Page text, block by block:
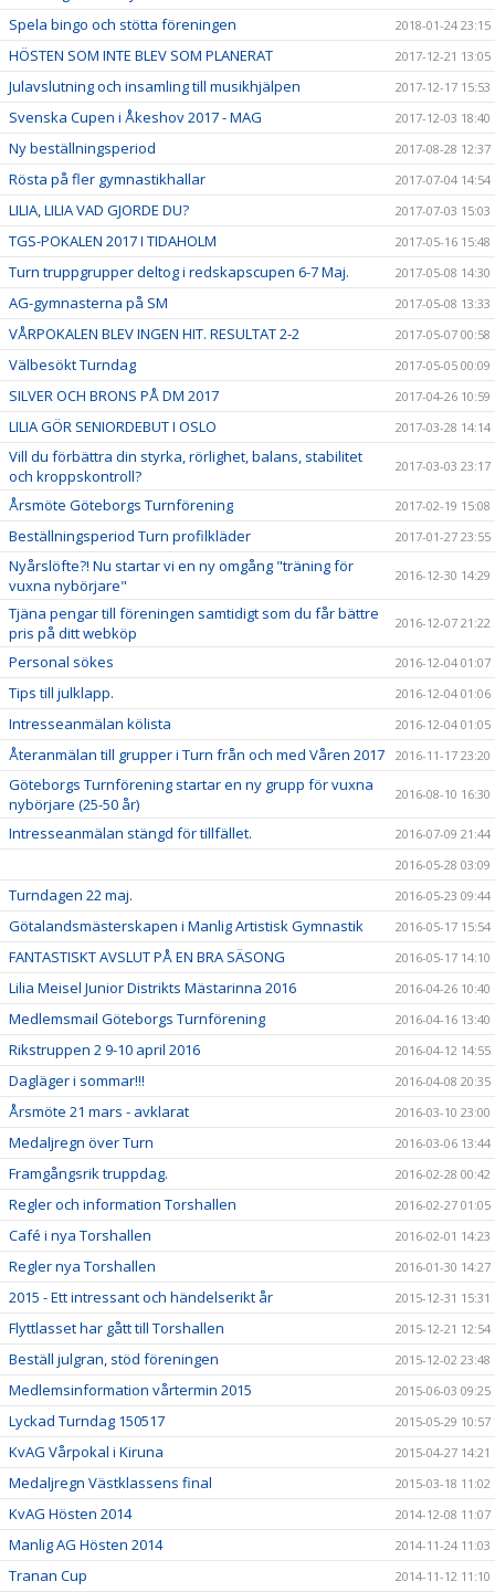
Spela bingo och stötta föreningen 2018-01-24 23:15
HÖSTEN SOM INTE BLEV SOM PLANERAT 2017-12-21 13:05
Julavslutning och insamling till musikhjälpen 2017-12-17 15:53
Svenska Cupen i Åkeshov 2017 - MAG 2017-12-03 18:40
Ny beställningsperiod 2017-08-28 12:37
Rösta på fler gymnastikhallar 2017-07-04 14:54
LILIA, LILIA VAD GJORDE DU? 2017-07-03 15:03
TGS-POKALEN 2017 I TIDAHOLM 2017-05-16 15:48
Turn truppgrupper deltog i redskapscupen 6-7 Maj. 2017-05-08 14:30
AG-gymnasterna på SM 2017-05-08 13:33
VÅRPOKALEN BLEV INGEN HIT. RESULTAT 2-2 2017-05-07 00:58
Välbesökt Turndag 2017-05-05 00:09
SILVER OCH BRONS PÅ DM 2017 2017-04-26 10:59
LILIA GÖR SENIORDEBUT I OSLO 2017-03-28 14:14
Vill du förbättra din styrka, rörlighet, balans, stabilitet
och kroppskontroll?
2017-03-03 23:17
Årsmöte Göteborgs Turnförening 2017-02-19 15:08
Beställningsperiod Turn profilkläder 2017-01-27 23:55
Nyårslöfte?! Nu startar vi en ny omgång "träning för
vuxna nybörjare"
2016-12-30 14:29
Tjäna pengar till föreningen samtidigt som du får bättre
pris på ditt webköp
2016-12-07 21:22
Personal sökes 2016-12-04 01:07
Tips till julklapp. 2016-12-04 01:06
Intresseanmälan kölista 2016-12-04 01:05
Återanmälan till grupper i Turn från och med Våren 2017 2016-11-17 23:20
Göteborgs Turnförening startar en ny grupp för vuxna
nybörjare (25-50 år)
2016-08-10 16:30
Intresseanmälan stängd för tillfället.
2016-07-09 21:44
2016-05-28 03:09
Turndagen 22 maj. 2016-05-23 09:44
Götalandsmästerskapen i Manlig Artistisk Gymnastik 2016-05-17 15:54
FANTASTISKT AVSLUT PÅ EN BRA SÄSONG 2016-05-17 14:10
Lilia Meisel Junior Distrikts Mästarinna 2016 2016-04-26 10:40
Medlemsmail Göteborgs Turnförening 2016-04-16 13:40
Rikstruppen 2 9-10 april 2016 2016-04-12 14:55
Dagläger i sommar!!! 2016-04-08 20:35
Årsmöte 21 mars - avklarat 2016-03-10 23:00
Medaljregn över Turn 2016-03-06 13:44
Framgångsrik truppdag. 2016-02-28 00:42
Regler och information Torshallen 2016-02-27 01:05
Café i nya Torshallen 2016-02-01 14:23
Regler nya Torshallen 2016-01-30 14:27
2015 - Ett intressant och händelserikt år 2015-12-31 15:31
Flyttlasset har gått till Torshallen 2015-12-21 12:54
Beställ julgran, stöd föreningen 2015-12-02 23:48
Medlemsinformation vårtermin 2015 2015-06-03 09:25
Lyckad Turndag 150517 2015-05-29 10:57
KvAG Vårpokal i Kiruna 2015-04-27 14:21
Medaljregn Västklassens final 2015-03-18 11:02
KvAG Hösten 2014 2014-12-08 11:07
Manlig AG Hösten 2014 2014-11-24 11:03
Tranan Cup 2014-11-12 11:10